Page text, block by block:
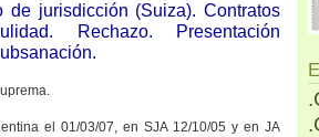
de jurisdicción (Suiza). Contratos
Rechazo. Presentación
el 01/03/07, en SJA 12/10/05 y en JA